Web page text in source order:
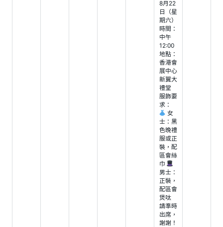
8月22
日（星
期六）
時間：
中午
12:00
地點：
香港會
展中心
新翼大
禮堂
服飾要
求：
女
士：黑
色晚禮
服或正
裝，配
區會絲
巾
男士：
正裝，
配區會
煲呔
請準時
出席，
謝謝！